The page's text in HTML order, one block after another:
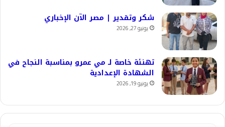
شكر وتقدير | مصر الآن الإخباري
يونيو 27, 2026
تهنئة خاصة لـ مي عمرو بمناسبة النجاح في
الشهادة الإعدادية
يونيو 19, 2026